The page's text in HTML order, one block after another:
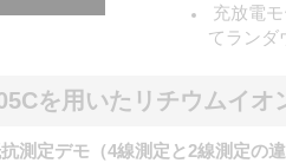
充放電
てランダ
を用いたリチウムイ
測定デモ（4線測定と2線測定の違